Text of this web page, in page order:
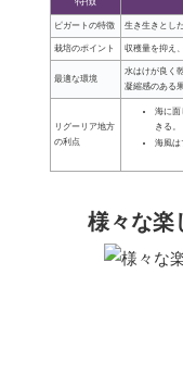
ピガートの特徴 生き生きとし
栽培のポイント 収穫量を抑え
最適な環境
水はけが良く
凝縮感のある
リグーリア地方
の利点
海に面
きる。
海風は
様々な楽